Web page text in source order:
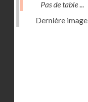
Pas de table ...
Dernière image